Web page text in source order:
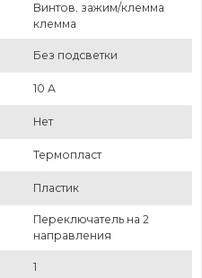
Винтов. зажим/клемма
клемма
Без подсветки
10 А
Нет
Термопласт
Пластик
Переключатель на 2
направления
1